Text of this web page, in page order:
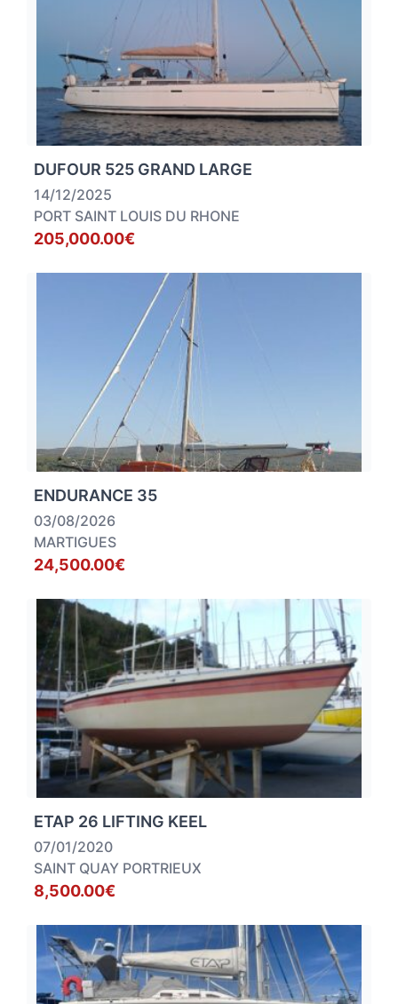
DUFOUR 525 GRAND LARGE
14/12/2025
PORT SAINT LOUIS DU RHONE
205,000.00€
ENDURANCE 35
03/08/2026
MARTIGUES
24,500.00€
ETAP 26 LIFTING KEEL
07/01/2020
SAINT QUAY PORTRIEUX
8,500.00€